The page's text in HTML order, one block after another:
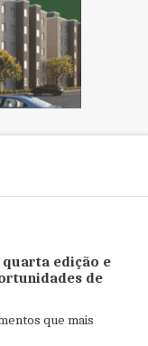
quarta edição e
de
que mais